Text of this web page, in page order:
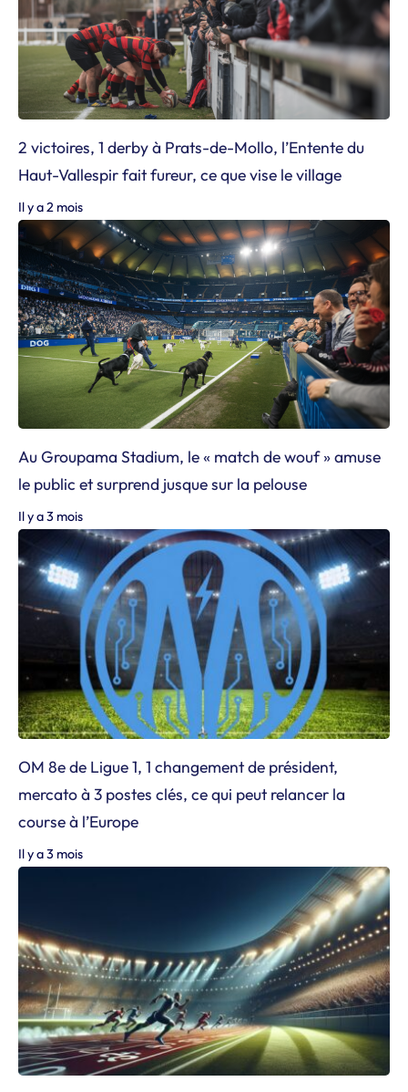
2 victoires, 1 derby à Prats-de-Mollo, l’Entente du
Haut-Vallespir fait fureur, ce que vise le village
Il y a 2 mois
Au Groupama Stadium, le « match de wouf » amuse
le public et surprend jusque sur la pelouse
Il y a 3 mois
OM 8e de Ligue 1, 1 changement de président,
mercato à 3 postes clés, ce qui peut relancer la
course à l’Europe
Il y a 3 mois